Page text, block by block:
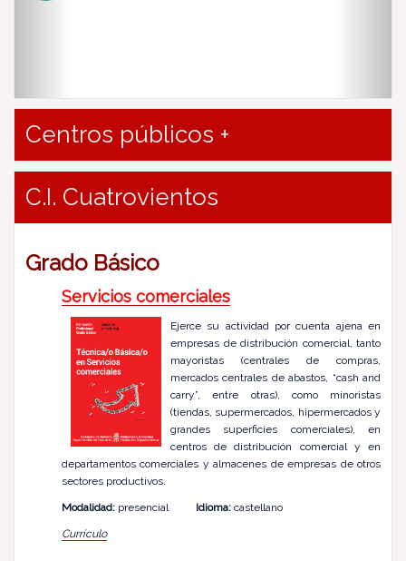
Centros públicos +
C.I. Cuatrovientos
Grado Básico
Servicios comerciales
Ejerce su actividad por cuenta ajena en
empresas de distribución comercial, tanto
mayoristas (centrales de compras,
mercados centrales de abastos, “cash and
carry”, entre otras), como minoristas
(tiendas, supermercados, hipermercados y
grandes superficies comerciales), en
centros de distribución comercial y en
departamentos comerciales y almacenes de empresas de otros
sectores productivos.
Modalidad: presencial Idioma: castellano
Currículo